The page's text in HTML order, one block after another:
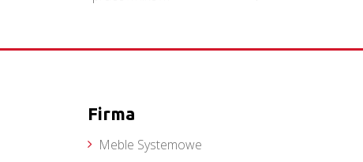
Firma
Meble Systemowe